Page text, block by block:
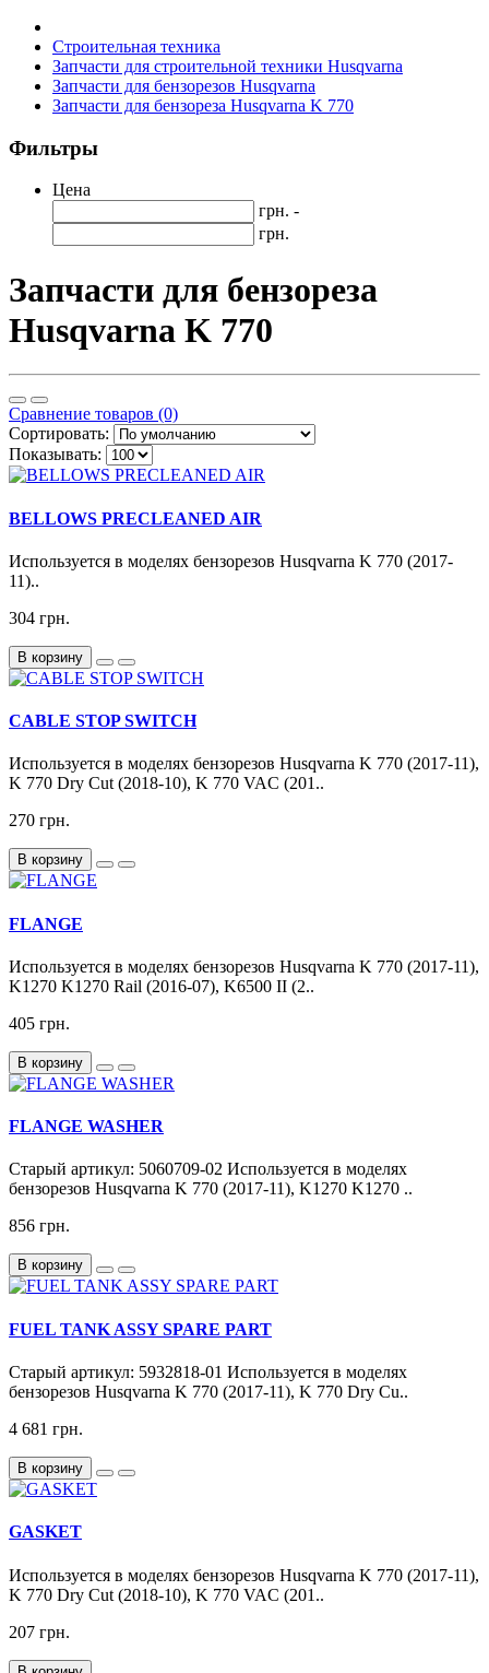
Строительная техника
Запчасти для строительной техники Husqvarna
Запчасти для бензорезов Husqvarna
Запчасти для бензореза Husqvarna K 770
Фильтры
Цена
грн. -
грн.
Запчасти для бензореза
Husqvarna K 770
Сравнение товаров (0)
Сортировать:
Показывать:
BELLOWS PRECLEANED AIR
Используется в моделях бензорезов Husqvarna K 770 (2017-
11)..
304 грн.
В корзину
CABLE STOP SWITCH
Используется в моделях бензорезов Husqvarna K 770 (2017-11),
K 770 Dry Cut (2018-10), K 770 VAC (201..
270 грн.
В корзину
FLANGE
Используется в моделях бензорезов Husqvarna K 770 (2017-11),
K1270 K1270 Rail (2016-07), K6500 II (2..
405 грн.
В корзину
FLANGE WASHER
Старый артикул: 5060709-02 Используется в моделях
бензорезов Husqvarna K 770 (2017-11), K1270 K1270 ..
856 грн.
В корзину
FUEL TANK ASSY SPARE PART
Старый артикул: 5932818-01 Используется в моделях
бензорезов Husqvarna K 770 (2017-11), K 770 Dry Cu..
4 681 грн.
В корзину
GASKET
Используется в моделях бензорезов Husqvarna K 770 (2017-11),
K 770 Dry Cut (2018-10), K 770 VAC (201..
207 грн.